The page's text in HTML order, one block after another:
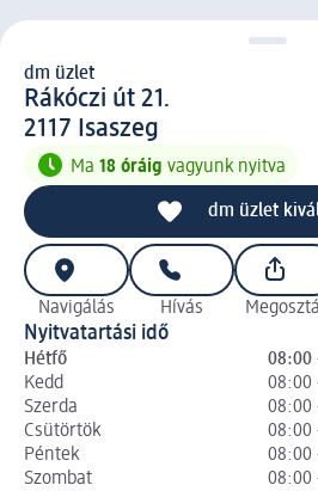
d m üzlet
dm üzlet
Rákóczi út 21.
2 1 1 7
2117 Isaszeg
Ma 18 óráig vagyunk nyitva
dm üzlet
Navigálás Hívás
Nyitvatartási idő
Hétfő
08:00
Kedd
08:00
Szerda
08:00
Csütörtök
08:00
Péntek
08:00
Szombat
08:00